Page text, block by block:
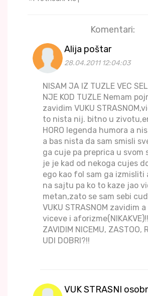
Komentari:
Alija poštar
28.04.2011 12:04:03
NISAM JA IZ TUZLE VEC
NJE KOD TUZLE Nemam
zavidim VUKU
to nista nij. bitno u
HORO legenda humora a
a bas nista da sam smisli
ga cuje pa preprica u svom
je je kad od nekoga cujes
ego kao fol sam ga izmisliti
na sajtu pa ko to kaze jao
metan,zato se sam sebi
VUKU STRASNOM zavidim
viceve i
ZAVIDIM NICEMU, ZASTOO,
UDI DOBRI?!!
VUK STRASNI